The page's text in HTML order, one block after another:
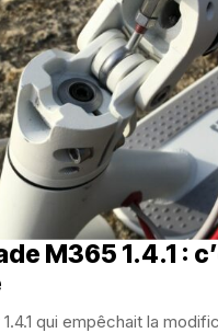
M365 1.4.1 :
qui empêchait la